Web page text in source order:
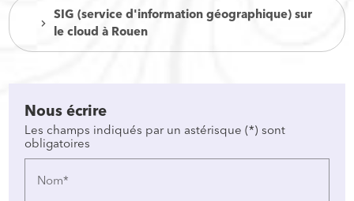
SIG (service d'information géographique) sur
le cloud à Rouen
Nous écrire
Les champs indiqués par un astérisque (*) sont
obligatoires
Nom*